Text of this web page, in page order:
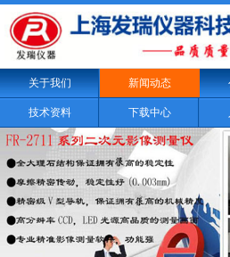
关于我们 新闻动态
技术资料 下载中心